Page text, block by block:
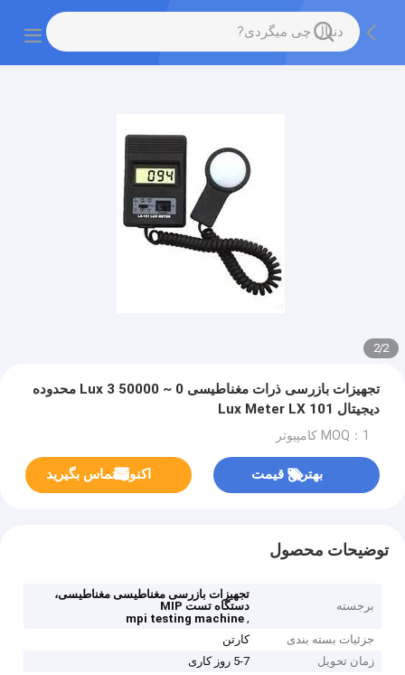
1
/
2
تجهیزات بازرسی ذرات مغناطیسی 0 ~ 50000 Lux 3 محدوده
دیجیتال Lux Meter LX 101
MOQ：1 کامپیوتر
بهترین قیمت اکنون تماس بگیرید
توضیحات محصول
برجسته
تجهیزات بازرسی مغناطیسی مغناطیسی،
دستگاه تست MIP
,
mpi testing machine
جزئیات بسته بندی
کارتن
زمان تحویل
5-7 روز کاری